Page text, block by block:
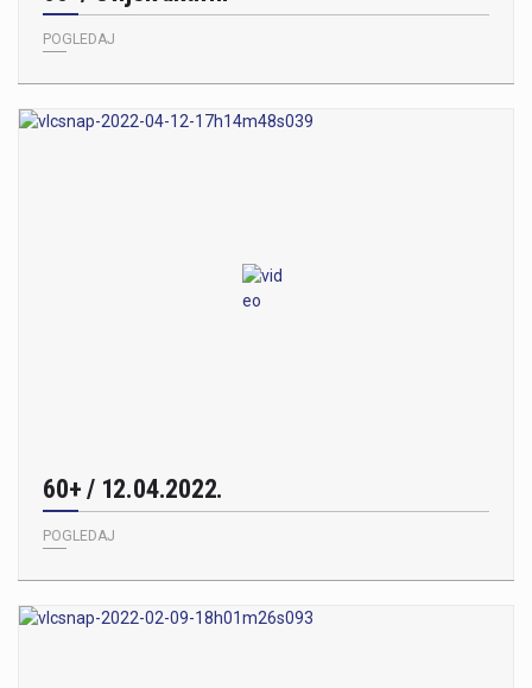
POGLEDAJ
60+ / 12.04.2022.
POGLEDAJ